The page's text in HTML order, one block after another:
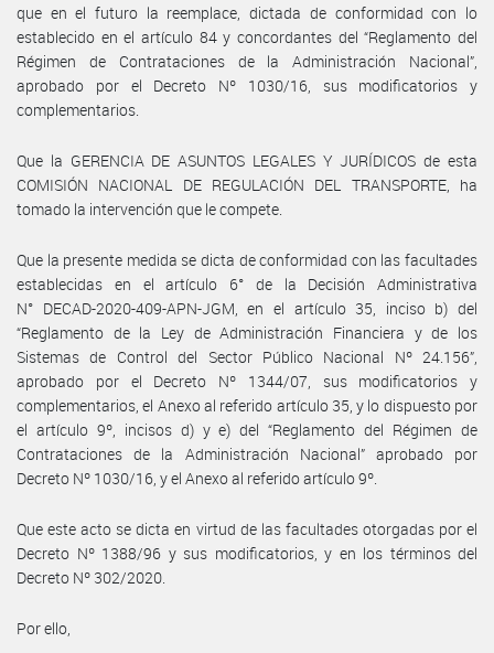
que en el futuro la reemplace, dictada de conformidad con lo
establecido en el artículo 84 y concordantes del “Reglamento del
Régimen de Contrataciones de la Administración Nacional”,
aprobado por el Decreto Nº 1030/16, sus modificatorios y
complementarios.
Que la GERENCIA DE ASUNTOS LEGALES Y JURÍDICOS de esta
COMISIÓN NACIONAL DE REGULACIÓN DEL TRANSPORTE, ha
tomado la intervención que le compete.
Que la presente medida se dicta de conformidad con las facultades
establecidas en el artículo 6° de la Decisión Administrativa
N° DECAD-2020-409-APN-JGM, en el artículo 35, inciso b) del
“Reglamento de la Ley de Administración Financiera y de los
Sistemas de Control del Sector Público Nacional Nº 24.156”,
aprobado por el Decreto Nº 1344/07, sus modificatorios y
complementarios, el Anexo al referido artículo 35, y lo dispuesto por
el artículo 9º, incisos d) y e) del “Reglamento del Régimen de
Contrataciones de la Administración Nacional” aprobado por
Decreto Nº 1030/16, y el Anexo al referido artículo 9º.
Que este acto se dicta en virtud de las facultades otorgadas por el
Decreto Nº 1388/96 y sus modificatorios, y en los términos del
Decreto Nº 302/2020.
Por ello,